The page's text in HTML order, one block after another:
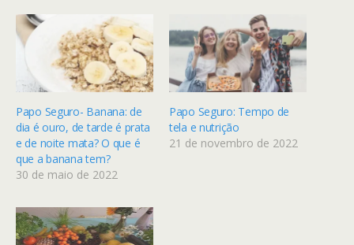
Papo Seguro- Banana: de
dia é ouro, de tarde é prata
e de noite mata? O que é
que a banana tem?
30 de maio de 2022
Papo Seguro: Tempo de
tela e nutrição
21 de novembro de 2022